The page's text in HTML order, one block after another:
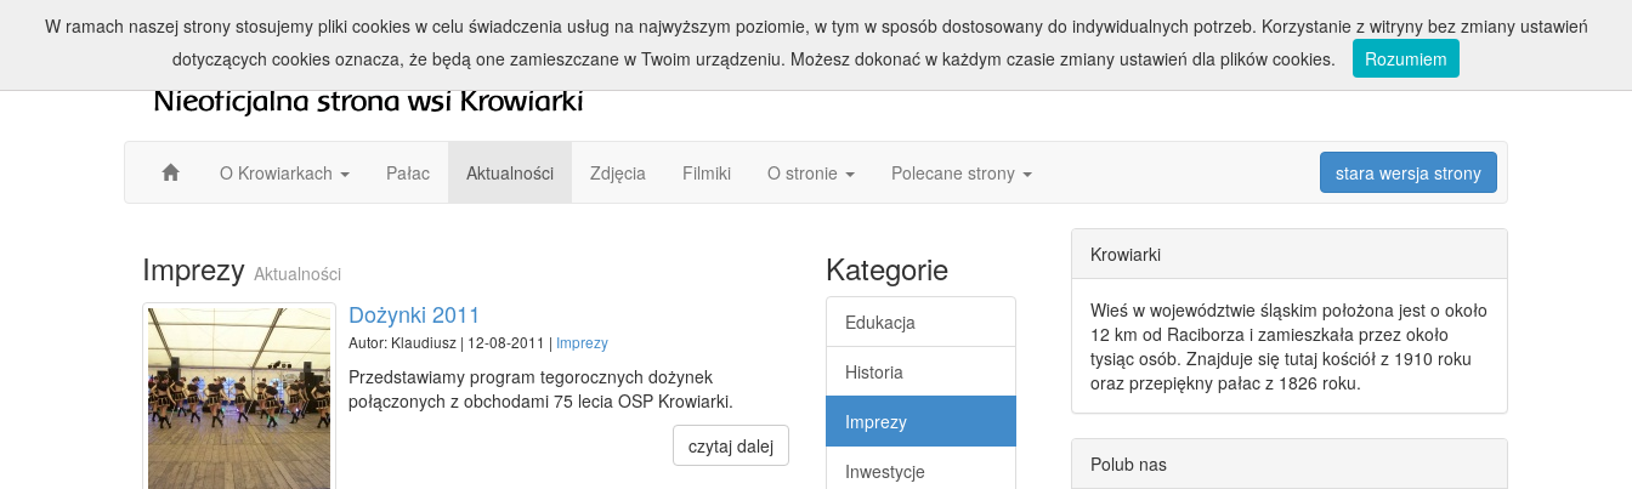
O Krowiarkach Pałac Aktualności Zdjęcia Filmiki O stronie Polecane strony stara wersja strony
Imprezy Aktualności
Dożynki 2011
Autor: Klaudiusz | 12-08-2011 | Imprezy
Przedstawiamy program tegorocznych dożynek
połączonych z obchodami 75 lecia OSP Krowiarki.
czytaj dalej
Kategorie
Edukacja
Historia
Imprezy
Inwestycje
Krowiarki
Wieś w województwie śląskim położona jest o około
12 km od Raciborza i zamieszkała przez około
tysiąc osób. Znajduje się tutaj kościół z 1910 roku
oraz przepiękny pałac z 1826 roku.
Polub nas
W ramach naszej strony stosujemy pliki cookies w celu świadczenia usług na najwyższym poziomie, w tym w sposób dostosowany do indywidualnych potrzeb. Korzystanie z witryny bez zmiany ustawień
dotyczących cookies oznacza, że będą one zamieszczane w Twoim urządzeniu. Możesz dokonać w każdym czasie zmiany ustawień dla plików cookies.
Rozumiem